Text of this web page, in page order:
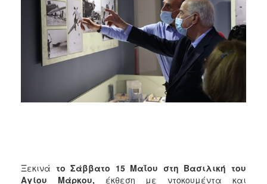
Ξεκινά το Σάββατο 15 Μαΐου στη Βασιλική του
Αγίου Μάρκου, έκθεση με ντοκουμέντα και